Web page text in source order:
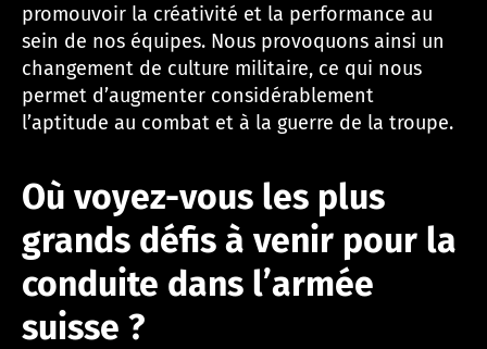
promouvoir la créativité et la performance au
sein de nos équipes. Nous provoquons ainsi un
changement de culture militaire, ce qui nous
permet d’augmenter considérablement
l’aptitude au combat et à la guerre de la troupe.
Où voyez-vous les plus
grands défis à venir pour la
conduite dans l’armée
suisse ?